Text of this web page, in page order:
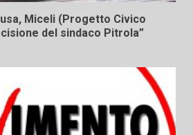
Miceli (Progetto Civico
del sindaco Pitrola”